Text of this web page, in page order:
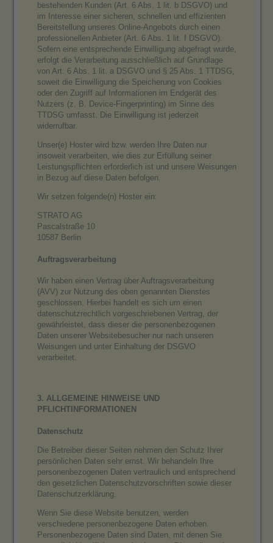
bestehenden Kunden (Art. 6 Abs. 1 lit. b DSGVO) und
im Interesse einer sicheren, schnellen und effizienten
Bereitstellung unseres Online-Angebots durch einen
professionellen Anbieter (Art. 6 Abs. 1 lit. f DSGVO).
Sofern eine entsprechende Einwilligung abgefragt wurde,
erfolgt die Verarbeitung ausschließlich auf Grundlage
von Art. 6 Abs. 1 lit. a DSGVO und § 25 Abs. 1 TTDSG,
soweit die Einwilligung die Speicherung von Cookies
oder den Zugriff auf Informationen im Endgerät des
Nutzers (z. B. Device-Fingerprinting) im Sinne des
TTDSG umfasst. Die Einwilligung ist jederzeit
widerrufbar.
Unser(e) Hoster wird bzw. werden Ihre Daten nur
insoweit verarbeiten, wie dies zur Erfüllung seiner
Leistungspflichten erforderlich ist und unsere Weisungen
in Bezug auf diese Daten befolgen.
Wir setzen folgende(n) Hoster ein:
STRATO AG
Pascalstraße 10
10587 Berlin
Auftragsverarbeitung
Wir haben einen Vertrag über Auftragsverarbeitung
(AVV) zur Nutzung des oben genannten Dienstes
geschlossen. Hierbei handelt es sich um einen
datenschutzrechtlich vorgeschriebenen Vertrag, der
gewährleistet, dass dieser die personenbezogenen
Daten unserer Websitebesucher nur nach unseren
Weisungen und unter Einhaltung der DSGVO
verarbeitet.
3. ALLGEMEINE HINWEISE UND
PFLICHTINFORMATIONEN
Datenschutz
Die Betreiber dieser Seiten nehmen den Schutz Ihrer
persönlichen Daten sehr ernst. Wir behandeln Ihre
personenbezogenen Daten vertraulich und entsprechend
den gesetzlichen Datenschutzvorschriften sowie dieser
Datenschutzerklärung.
Wenn Sie diese Website benutzen, werden
verschiedene personenbezogene Daten erhoben.
Personenbezogene Daten sind Daten, mit denen Sie